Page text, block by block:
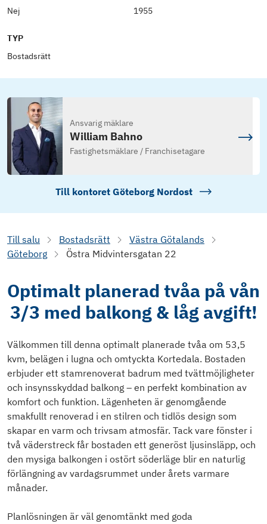
Nej
1955
TYP
Bostadsrätt
Ansvarig mäklare
William Bahno
Fastighetsmäklare / Franchisetagare
Till kontoret Göteborg Nordost
Till salu Bostadsrätt
Västra Götalands
Göteborg
Östra Midvintersgatan 22
Optimalt planerad tvåa på vån
3/3 med balkong & låg avgift!
Välkommen till denna optimalt planerade tvåa om 53,5
kvm, belägen i lugna och omtyckta Kortedala. Bostaden
erbjuder ett stamrenoverat badrum med tvättmöjligheter
och insynsskyddad balkong – en perfekt kombination av
komfort och funktion. Lägenheten är genomgående
smakfullt renoverad i en stilren och tidlös design som
skapar en varm och trivsam atmosfär. Tack vare fönster i
två väderstreck får bostaden ett generöst ljusinsläpp, och
den mysiga balkongen i ostört söderläge blir en naturlig
förlängning av vardagsrummet under årets varmare
månader.
Planlösningen är väl genomtänkt med goda